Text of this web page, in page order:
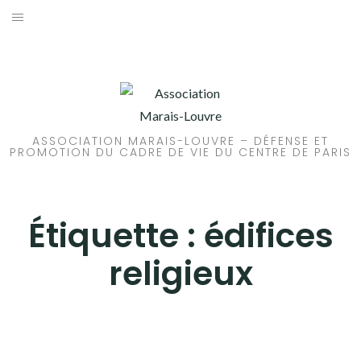
Aller
ASSOCIATION MARAIS-LOUVRE – DÉFENSE ET
PROMOTION DU CADRE DE VIE DU CENTRE DE PARIS
Étiquette : édifices
religieux
PROPRETÉ
RÉGLEMENTATION